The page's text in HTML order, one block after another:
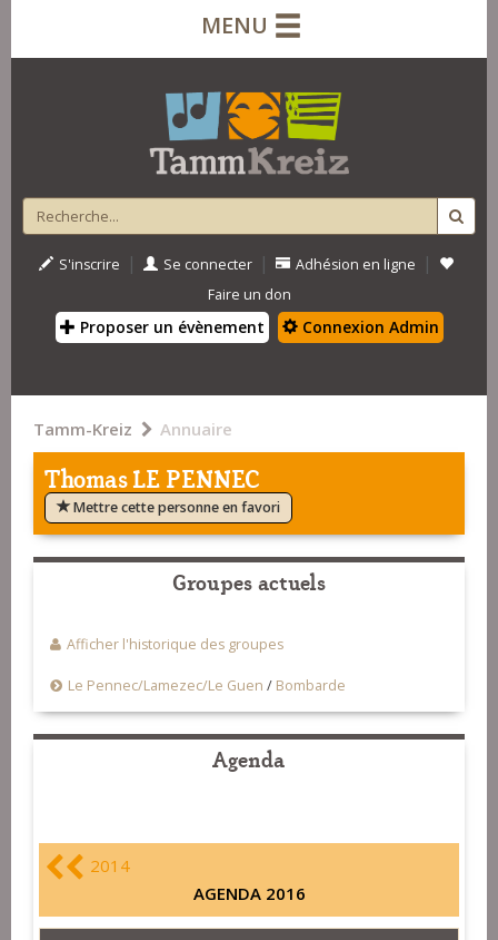
MENU
S'inscrire | Se connecter | Adhésion en ligne |
Faire un don
Proposer un évènement Connexion Admin
Tamm-Kreiz Annuaire
Thomas LE PENNEC
Mettre cette personne en favori
Groupes actuels
Afficher l'historique des groupes
Le Pennec/Lamezec/Le Guen / Bombarde
Agenda
2014
AGENDA 2016